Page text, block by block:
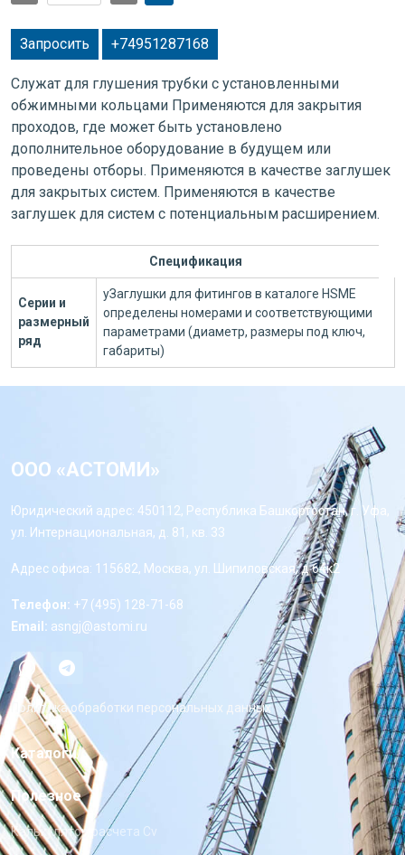
Запросить +74951287168
Служат для глушения трубки с установленными
обжимными кольцами Применяются для закрытия
проходов, где может быть установлено
дополнительное оборудование в будущем или
проведены отборы. Применяются в качестве заглушек
для закрытых систем. Применяются в качестве
заглушек для систем с потенциальным расширением.
Спецификация
Серии и
размерный
ряд
уЗаглушки для фитингов в каталоге HSME
определены номерами и соответствующими
параметрами (диаметр, размеры под ключ,
габариты)
ООО «АСТОМИ»
Юридический адрес: 450112, Республика Башкортостан, г. Уфа,
ул. Интернациональная, д. 81, кв. 33
Адрес офиса: 115682, Москва, ул. Шипиловская, д 64к2
Телефон: +7 (495) 128-71-68
Email: asngj@astomi.ru
Политика обработки персональных данных
Каталоги
Полезное
Калькулятор расчета Cv